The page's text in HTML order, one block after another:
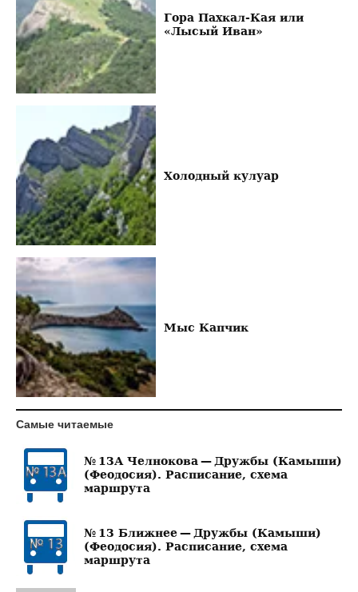
Гора Пахкал-Кая или
«Лысый Иван»
Холодный кулуар
Мыс Капчик
Самые читаемые
№ 13А Челнокова — Дружбы (Камыши)
(Феодосия). Расписание, схема
маршрута
№ 13 Ближнее — Дружбы (Камыши)
(Феодосия). Расписание, схема
маршрута